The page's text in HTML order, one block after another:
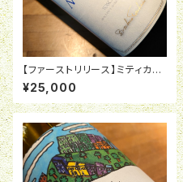
【ファーストリリース】ミティカイ
ア・ トスカーナIGT2013ヴィタ
ヴィーニャ<16713>
¥25,000